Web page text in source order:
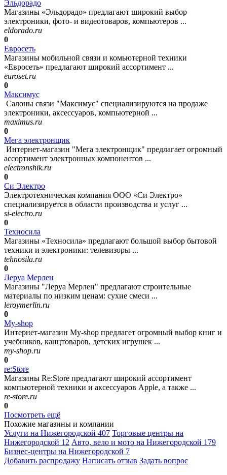
Эльдорадо
Магазины «Эльдорадо» предлагают широкий выбор
электроники, фото- и видеотоваров, компьютеров ...
eldorado.ru
0
Евросеть
Магазины мобильной связи и комьютерной техники
«Евросеть» предлагают широкий ассортимент ...
euroset.ru
0
Максимус
Салоны связи "Максимус" специализируются на продаже
электроники, аксессуаров, компьютерной ...
maximus.ru
0
Мега электронщик
Интернет-магазин "Мега электронщик" предлагает огромный
ассортимент электронных компонентов ...
electronshik.ru
0
Си Электро
Электротехническая компания ООО «Си Электро»
специализируется в области производства и услуг ...
si-electro.ru
0
Техносила
Магазины «Техносила» предлагают большой выбор бытовой
техники и электроники: телевизоры ...
tehnosila.ru
0
Леруа Мерлен
Магазины "Леруа Мерлен" предлагают строительные
материалы по низким ценам: сухие смеси ...
leroymerlin.ru
0
My-shop
Интернет-магазин My-shop предлагет огромный выбор книг и
учебников, канцтоваров, детских игрушек ...
my-shop.ru
0
re:Store
Магазины Re:Store предлагают широкий ассортимент
компьютерной техники и аксессуаров Apple, а также ...
re-store.ru
0
Посмотреть ещё
Похожие магазины и компании
Услуги на Нижегородской 407 Торговые центры на
Нижегородской 12 Авто, вело и мото на Нижегородской 179
Бизнес-центры на Нижегородской 7
Добавить раcпродажу Написать отзыв Задать вопрос